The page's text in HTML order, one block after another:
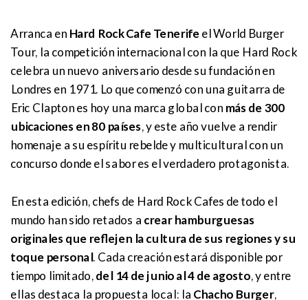
Arranca en Hard Rock Cafe Tenerifeel World Burger
Tour, la competición internacional con la que Hard Rock
celebra un nuevo aniversario desde su fundación en
Londres en 1971. Lo que comenzó con una guitarra de
Eric Clapton es hoy una marca global con más de 300
ubicaciones en 80 países, y este año vuelve a rendir
homenaje a su espíritu rebelde y multicultural con un
concurso donde el sabor es el verdadero protagonista.
En esta edición, chefs de Hard Rock Cafes de todo el
mundo han sido retados a crear hamburguesas
originales que reflejen la cultura de sus regiones y su
toque personal. Cada creación estará disponible por
tiempo limitado,del 14 de junio al 4 de agosto, y entre
ellas destaca la propuesta local: la Chacho Burger,